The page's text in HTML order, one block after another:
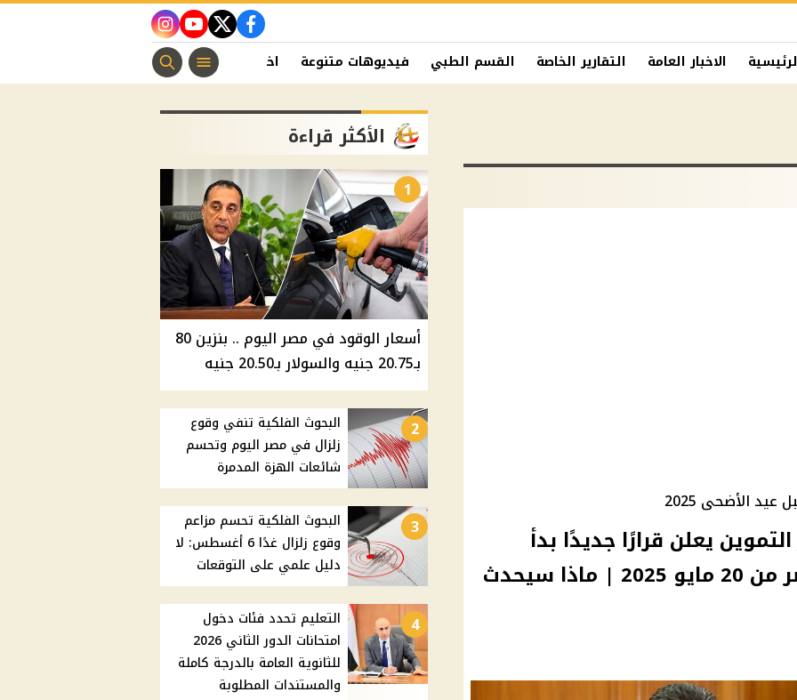
facebook
twitter
youtube
instagram
الاخبار العامة التقارير الخاصة القسم الطبي فيديوهات متنوعة اخبار الفن منوعات مسيحية
الأضحى 2025
يعلن قرارًا جديدًا بدأ
تطبيقه في محافظات مصر من 20 مايو 2025 | ماذا سيحدث
الأكثر قراءة
1
أسعار الوقود في مصر اليوم .. بنزين 80
بـ20.75 جنيه والسولار بـ20.50 جنيه
2
البحوث الفلكية تنفي وقوع
زلزال في مصر اليوم وتحسم
شائعات الهزة المدمرة
3
البحوث الفلكية تحسم مزاعم
وقوع زلزال غدًا 6 أغسطس: لا
دليل علمي على التوقعات
4
التعليم تحدد فئات دخول
امتحانات الدور الثاني 2026
للثانوية العامة بالدرجة كاملة
والمستندات المطلوبة